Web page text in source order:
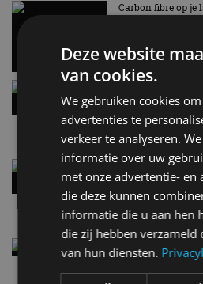
Carbon fibre op je
handbak: soms is
5 aug
Audi A2 e-Tron
per 100 kilometer
4 aug
Elektrische Geely
als een Renault
4 aug
Deze website
van cookies.
We gebruiken cookies
advertenties te
verkeer te analyseren.
informatie over uw
met onze advertentie- en
die deze kunnen
informatie die u aan hen
die zij hebben
van hun diensten.